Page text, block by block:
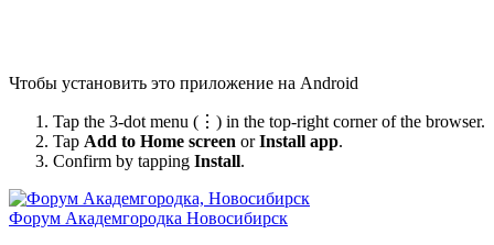
Чтобы установить это приложение на Android
Tap the 3-dot menu (⋮) in the top-right corner of the browser.
Tap Add to Home screen orInstall app.
Confirm by tapping Install.
Форум Академгородка Новосибирск